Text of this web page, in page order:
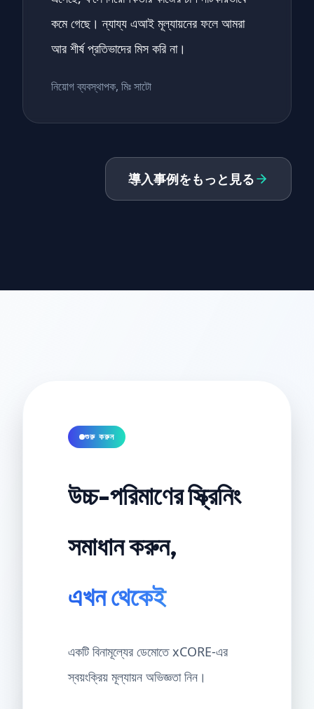
কমে গেছে। ন্যায্য এআই মূল্যায়নের ফলে আমরা
আর শীর্ষ প্রতিভাদের মিস করি না।
নিয়োগ ব্যবস্থাপক, মিঃ সাটো
導入事例をもっと見る
শুরু করুন
উচ্চ-পরিমাণের স্ক্রিনিং
সমাধান করুন,
এখন থেকেই
একটি বিনামূল্যের ডেমোতে xCORE-এর
স্বয়ংক্রিয় মূল্যায়ন অভিজ্ঞতা নিন।